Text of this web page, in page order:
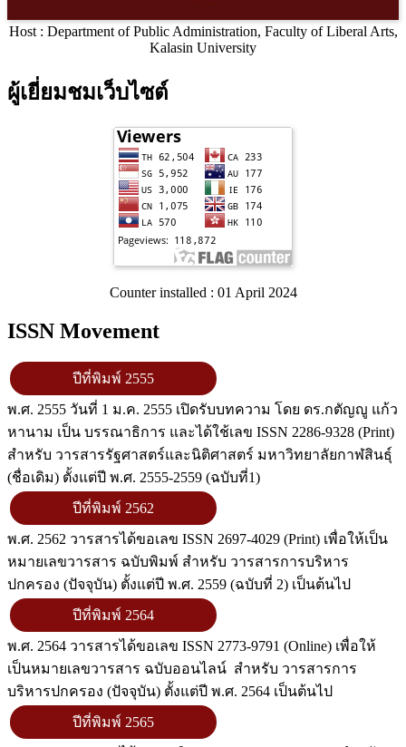
Host : Department of Public Administration, Faculty of Liberal Arts,
Kalasin University
ผู้เยี่ยมชมเว็บไซต์
Counter installed : 01 April 2024
ISSN Movement
ปีที่พิมพ์ 2555
พ.ศ. 2555 วันที่ 1 ม.ค. 2555 เปิดรับบทความ โดย ดร.กตัญญู แก้ว
หานาม เป็น บรรณาธิการ และได้ใช้เลข ISSN 2286-9328 (Print)
สำหรับ วารสารรัฐศาสตร์และนิติศาสตร์ มหาวิทยาลัยกาฬสินธุ์
(ชื่อเดิม) ตั้งแต่ปี พ.ศ. 2555-2559 (ฉบับที่1)
ปีที่พิมพ์ 2562
พ.ศ. 2562 วารสารได้ขอเลข ISSN 2697-4029 (Print) เพื่อให้เป็น
หมายเลขวารสาร ฉบับพิมพ์ สำหรับ วารสารการบริหาร
ปกครอง (ปัจจุบัน) ตั้งแต่ปี พ.ศ. 2559 (ฉบับที่ 2) เป็นต้นไป
ปีที่พิมพ์ 2564
พ.ศ. 2564 วารสารได้ขอเลข ISSN 2773-9791 (Online) เพื่อให้
เป็นหมายเลขวารสาร ฉบับออนไลน์ สำหรับ วารสารการ
บริหารปกครอง (ปัจจุบัน) ตั้งแต่ปี พ.ศ. 2564 เป็นต้นไป
ปีที่พิมพ์ 2565